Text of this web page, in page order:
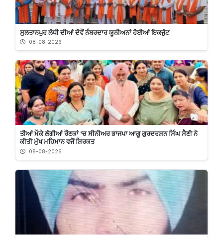
ਸੁਲਤਾਨਪੁਰ ਲੋਧੀ ਦੀਆਂ ਦੋਵੇਂ ਨੰਬਰਦਾਰ ਯੂਨੀਅਨਾਂ ਹੋਈਆਂ ਇਕਜੁੱਟ
08-08-2026
ਤੀਆਂ ਮੌਕੇ ਲੱਗੀਆਂ ਰੌਣਕਾਂ 'ਚ ਸੀਨੀਅਰ ਭਾਜਪਾ ਆਗੂ ਗੁਰਦਰਸ਼ਨ ਸਿੰਘ ਸੈਣੀ ਨੇ
ਕੀਤੀ ਮੁੱਖ ਮਹਿਮਾਨ ਵਜੋਂ ਸ਼ਿਰਕਤ
08-08-2026